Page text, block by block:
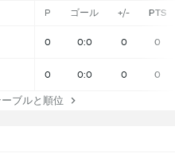
P ゴール +/- PTS
0 0:0 0 0
0 0:0 0 0
ブルと順位